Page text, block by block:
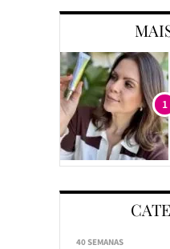
1
40 SEMANAS